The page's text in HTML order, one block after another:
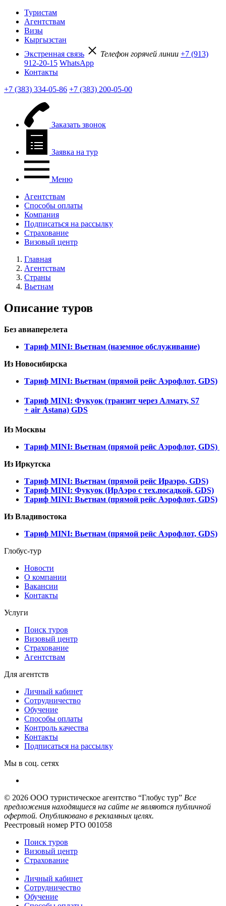
Туристам
Агентствам
Визы
Кыргызстан
Экстренная связь
Телефон горячей линии +7 (913)
912-20-15 WhatsApp
Контакты
+7 (383) 334-05-86 +7 (383) 200-05-00
Заказать звонок
Заявка на тур
Меню
Агентствам
Способы оплаты
Компания
Подписаться на рассылку
Страхование
Визовый центр
Главная
Агентствам
Страны
Вьетнам
Описание туров
Без авиаперелета
Тариф MINI: Вьетнам (наземное обслуживание)
Из Новосибирска
Тариф MINI: Вьетнам (прямой рейс Аэрофлот, GDS)
Тариф MINI: Фукуок (транзит через Алмату, S7
+ air Astana) GDS
Из Москвы
Тариф MINI: Вьетнам (прямой рейс Аэрофлот, GDS)
Из Иркутска
Тариф MINI: Вьетнам (прямой рейс Ираэро, GDS)
Тариф MINI: Фукуок (ИрАэро с тех.посадкой, GDS)
Тариф MINI: Вьетнам (прямой рейс Аэрофлот, GDS)
Из Владивостока
Тариф MINI: Вьетнам (прямой рейс Аэрофлот, GDS)
Глобус-тур
Новости
О компании
Вакансии
Контакты
Услуги
Поиск туров
Визовый центр
Страхование
Агентствам
Для агентств
Личный кабинет
Сотрудничество
Обучение
Способы оплаты
Контроль качества
Контакты
Подписаться на рассылку
Мы в соц. сетях
© 2026 ООО туристическое агентство “Глобус тур” Все
предложения находящиеся на сайте не являются публичной
офертой. Опубликовано в рекламных целях.
Реестровый номер РТО 001058
Поиск туров
Визовый центр
Страхование
Личный кабинет
Сотрудничество
Обучение